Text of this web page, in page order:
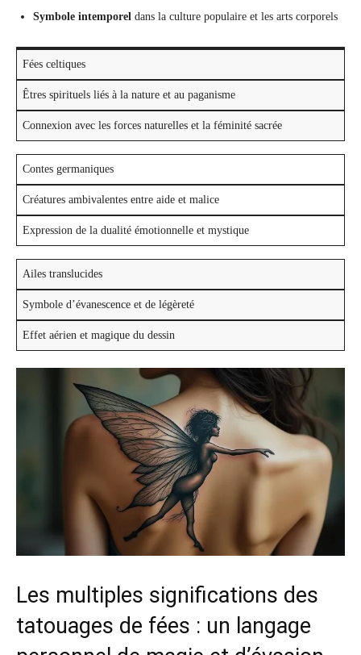
Symbole intemporel dans la culture populaire et les arts corporels
Fées celtiques
Êtres spirituels liés à la nature et au paganisme
Connexion avec les forces naturelles et la féminité sacrée
Contes germaniques
Créatures ambivalentes entre aide et malice
Expression de la dualité émotionnelle et mystique
Ailes translucides
Symbole d’évanescence et de légèreté
Effet aérien et magique du dessin
Les multiples significations des
tatouages de fées : un langage